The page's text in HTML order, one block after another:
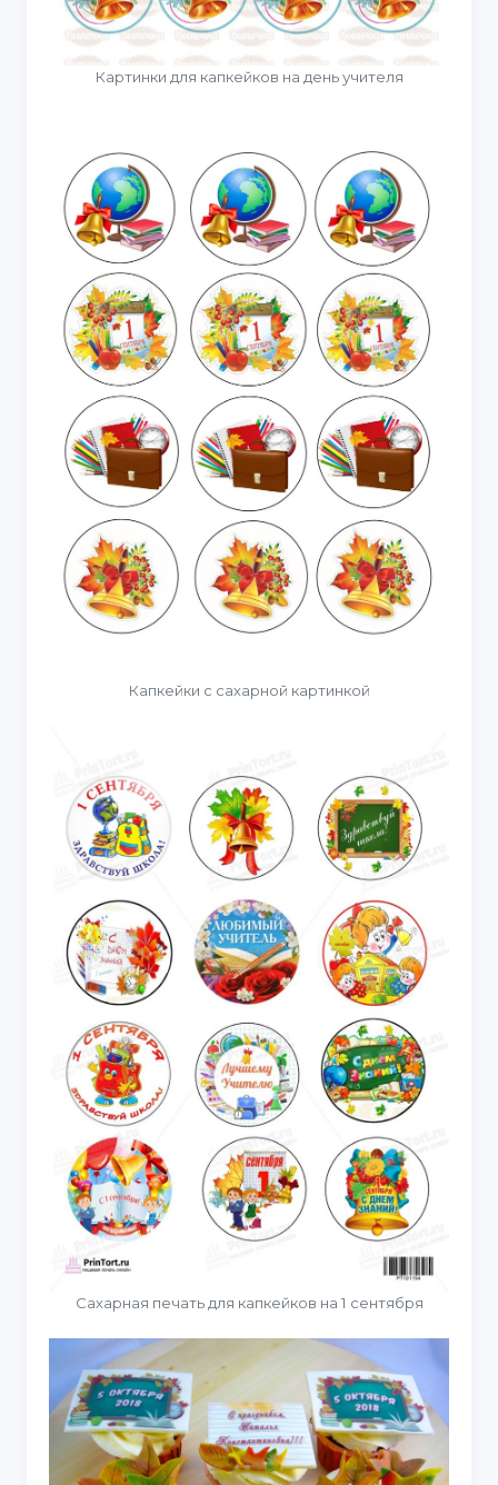
Картинки для капкейков на день учителя
Капкейки с сахарной картинкой
Сахарная печать для капкейков на 1 сентября